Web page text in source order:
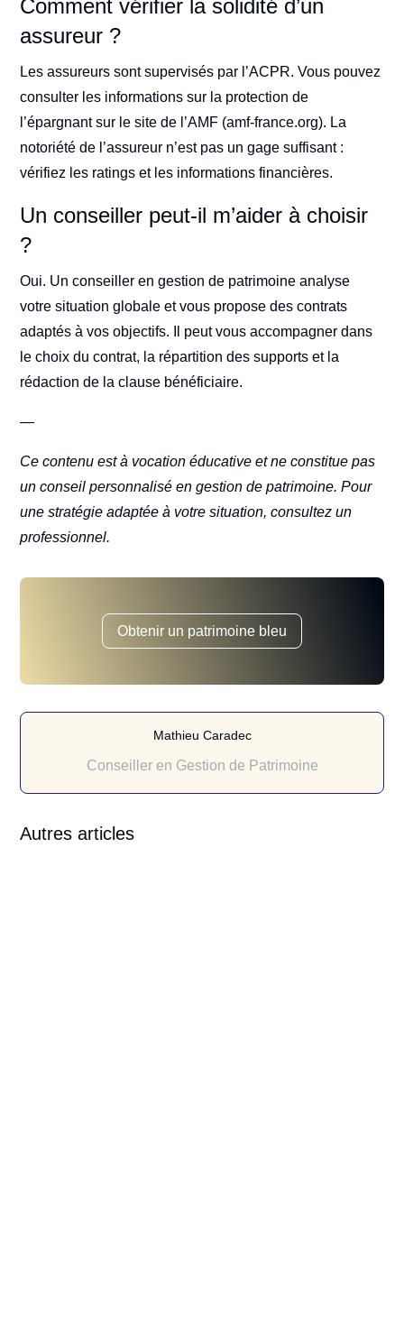
Comment vérifier la solidité d’un
assureur ?
Les assureurs sont supervisés par l’ACPR. Vous pouvez
consulter les informations sur la protection de
l’épargnant sur le site de l’AMF (amf-france.org). La
notoriété de l’assureur n’est pas un gage suffisant :
vérifiez les ratings et les informations financières.
Un conseiller peut-il m’aider à choisir
?
Oui. Un conseiller en gestion de patrimoine analyse
votre situation globale et vous propose des contrats
adaptés à vos objectifs. Il peut vous accompagner dans
le choix du contrat, la répartition des supports et la
rédaction de la clause bénéficiaire.
—
Ce contenu est à vocation éducative et ne constitue pas
un conseil personnalisé en gestion de patrimoine. Pour
une stratégie adaptée à votre situation, consultez un
professionnel.
Obtenir un patrimoine bleu
Mathieu Caradec
Conseiller en Gestion de Patrimoine
Autres articles